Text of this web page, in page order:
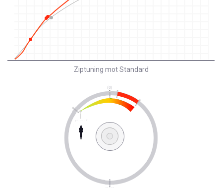
Ziptuning mot Standard